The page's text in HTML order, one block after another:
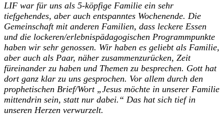
LIF war für uns als 5-köpfige Familie ein sehr
tiefgehendes, aber auch entspanntes Wochenende. Die
Gemeinschaft mit anderen Familien, dass leckere Essen
und die lockeren/erlebnispädagogischen Programmpunkte
haben wir sehr genossen. Wir haben es geliebt als Familie,
aber auch als Paar, näher zusammenzurücken, Zeit
füreinander zu haben und Themen zu besprechen. Gott hat
dort ganz klar zu uns gesprochen. Vor allem durch den
prophetischen Brief/Wort „Jesus möchte in unserer Familie
mittendrin sein, statt nur dabei.“ Das hat sich tief in
unseren Herzen verwurzelt.